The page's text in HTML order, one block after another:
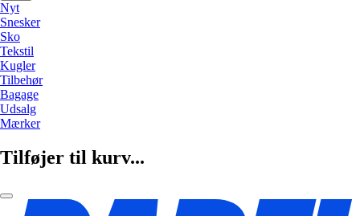
Nyt
Snesker
Sko
Tekstil
Kugler
Tilbehør
Bagage
Udsalg
Mærker
Tilføjer til kurv...